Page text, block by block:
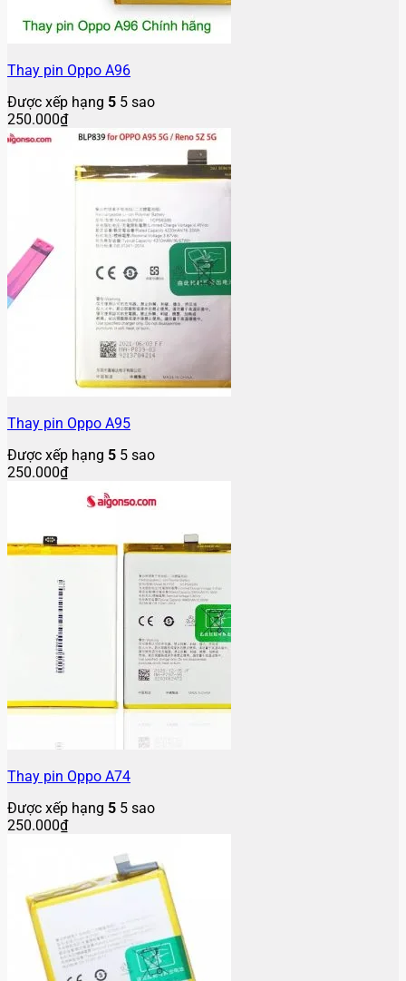
Thay pin Oppo A96
Được xếp hạng 5 5 sao
250.000₫
Thay pin Oppo A95
Được xếp hạng 5 5 sao
250.000₫
Thay pin Oppo A74
Được xếp hạng 5 5 sao
250.000₫